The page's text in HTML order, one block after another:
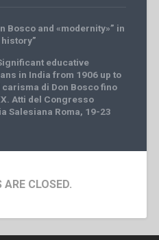
Bosco and «modernity»” in
history”
educative
in India from 1906 up to
carisma di Don Bosco fino
Atti del Congresso
Salesiana Roma, 19-23
CLOSED.